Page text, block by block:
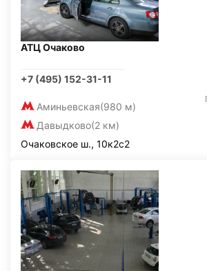
АТЦ Очаково
+7 (495) 152-31-11
Аминьевская(980 м)
Давыдково(2 км)
Очаковское ш., 10к2с2